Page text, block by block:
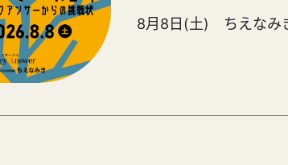
8月8日(土) ちえなみ